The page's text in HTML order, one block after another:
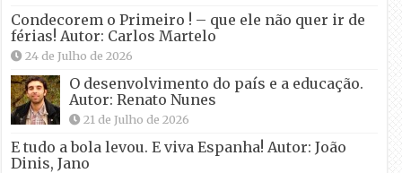
Condecorem o Primeiro ! – que ele não quer ir de
férias! Autor: Carlos Martelo
24 de Julho de 2026
O desenvolvimento do país e a educação.
Autor: Renato Nunes
21 de Julho de 2026
E tudo a bola levou. E viva Espanha! Autor: João
Dinis, Jano